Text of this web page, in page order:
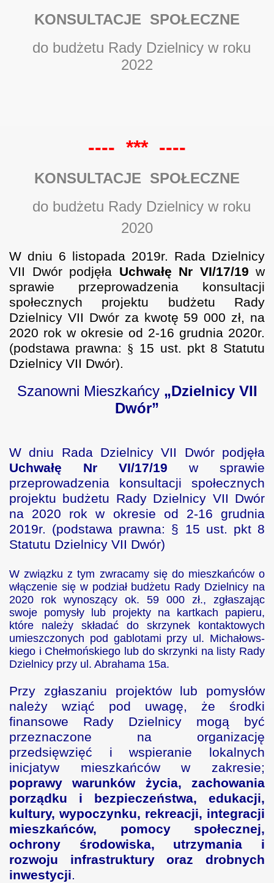
KONSULTACJE SPOŁECZNE
do budżetu Rady Dzielnicy w roku
2022
---- *** ----
KONSULTACJE SPOŁECZNE
do budżetu Rady Dzielnicy w roku
2020
W dniu 6 listopada 2019r. Rada Dzielnicy
VII Dwór podjęła Uchwałę Nr VI/17/19 w
sprawie przeprowadzenia konsultacji
społecznych projektu budżetu Rady
Dzielnicy VII Dwór za kwotę 59 000 zł, na
2020 rok w okresie od 2-16 grudnia 2020r.
(podstawa prawna: § 15 ust. pkt 8 Statutu
Dzielnicy VII Dwór).
Szanowni Mieszkańcy„Dzielnicy VII
Dwór”
W dniu Rada Dzielnicy VII Dwór podjęła
Uchwałę Nr VI/17/19 w sprawie
przeprowadzenia konsultacji społecznych
projektu budżetu Rady Dzielnicy VII Dwór
na 2020 rok w okresie od 2-16 grudnia
2019r. (podstawa prawna: § 15 ust. pkt 8
Statutu Dzielnicy VII Dwór)
W związku z tym zwracamy się do mieszkańców o
włączenie się w podział budżetu Rady Dzielnicy na
2020 rok wynoszący ok. 59 000 zł., zgłaszając
swoje pomysły lub projekty na kartkach papieru,
które należy składać do skrzynek kontaktowych
umieszczonych pod gablotami przy ul. Michałows-
kiego i Chełmońskiego lub do skrzynki na listy Rady
Dzielnicy przy ul. Abrahama 15a.
Przy zgłaszaniu projektów lub pomysłów
należy wziąć pod uwagę, że środki
finansowe Rady Dzielnicy mogą być
przeznaczone na organizację
przedsięwzięć i wspieranie lokalnych
inicjatyw mieszkańców w zakresie;
poprawy warunków życia, zachowania
porządku i bezpieczeństwa, edukacji,
kultury, wypoczynku, rekreacji, integracji
mieszkańców, pomocy społecznej,
ochrony środowiska, utrzymania i
rozwoju infrastruktury oraz drobnych
inwestycji.